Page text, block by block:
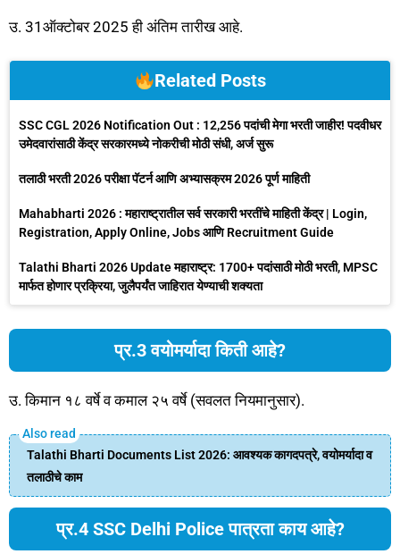
उ. 31ऑक्टोबर 2025 ही अंतिम तारीख आहे.
Related Posts
SSC CGL 2026 Notification Out : 12,256 पदांची मेगा भरती जाहीर! पदवीधर
उमेदवारांसाठी केंद्र सरकारमध्ये नोकरीची मोठी संधी, अर्ज सुरू
तलाठी भरती 2026 परीक्षा पॅटर्न आणि अभ्यासक्रम 2026 पूर्ण माहिती
Mahabharti 2026 : महाराष्ट्रातील सर्व सरकारी भरतींचे माहिती केंद्र | Login,
Registration, Apply Online, Jobs आणि Recruitment Guide
Talathi Bharti 2026 Update महाराष्ट्र: 1700+ पदांसाठी मोठी भरती, MPSC
मार्फत होणार प्रक्रिया, जुलैपर्यंत जाहिरात येण्याची शक्यता
प्र.3 वयोमर्यादा किती आहे?
उ. किमान १८ वर्षे व कमाल २५ वर्षे (सवलत नियमानुसार).
Talathi Bharti Documents List 2026: आवश्यक कागदपत्रे, वयोमर्यादा व
तलाठीचे काम
प्र.4 SSC Delhi Police पात्रता काय आहे?